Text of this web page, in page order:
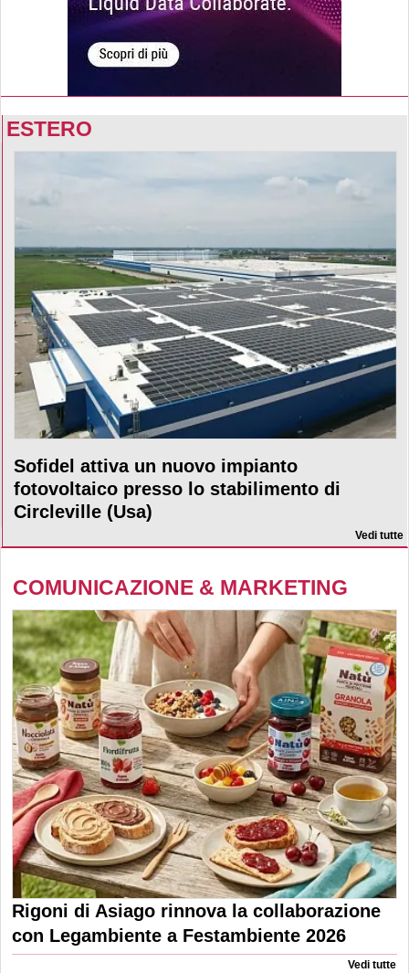
ESTERO
Sofidel attiva un nuovo impianto
fotovoltaico presso lo stabilimento di
Circleville (Usa)
Vedi tutte
COMUNICAZIONE & MARKETING
Rigoni di Asiago rinnova la collaborazione
con Legambiente a Festambiente 2026
Vedi tutte